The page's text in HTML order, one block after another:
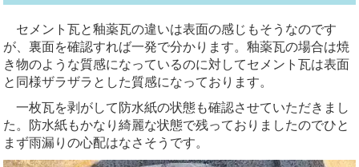
セメント瓦と釉薬瓦の違いは表面の感じもそうなのです
が、裏面を確認すれば一発で分かります。釉薬瓦の場合は焼
き物のような質感になっているのに対してセメント瓦は表面
と同様ザラザラとした質感になっております。
一枚瓦を剥がして防水紙の状態も確認させていただきまし
た。防水紙もかなり綺麗な状態で残っておりましたのでひと
まず雨漏りの心配はなさそうです。